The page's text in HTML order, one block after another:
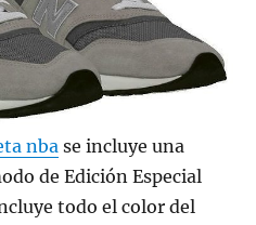
nbase incluye una
de Edición Especial
todo el color del